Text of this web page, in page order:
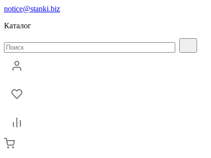
notice@stanki.biz
Каталог